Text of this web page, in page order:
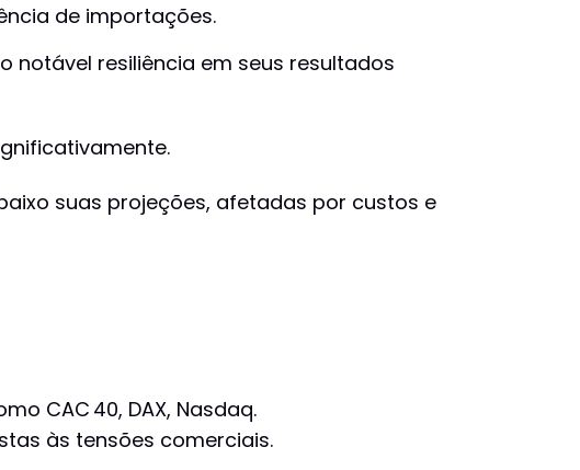
de importações.
notável resiliência em seus resultados
suas projeções, afetadas por custos e
CAC 40, DAX, Nasdaq.
às tensões comerciais.